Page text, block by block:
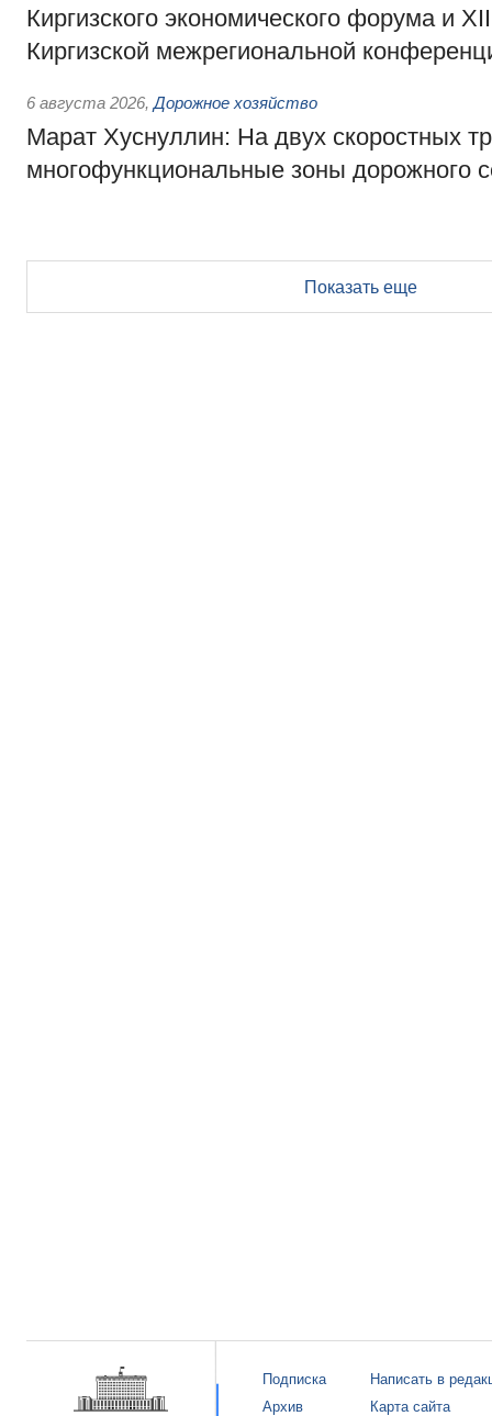
Киргизского экономического форума и
Киргизской межрегиональной
6 августа 2026, Дорожное хозяйство
Марат Хуснуллин: На двух скоростных
многофункциональные зоны дорожного
Показать еще
Подписка
Архив
Написать в
Карта сайта